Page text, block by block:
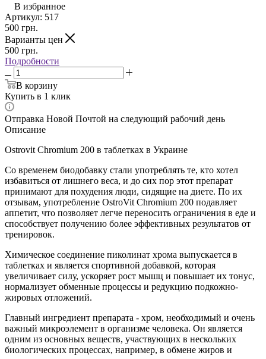
В избранное
Артикул: 517
500 грн.
Варианты цен
500 грн.
Подробности
В корзину
Купить в 1 клик
Отправка Новой Почтой на следующий рабочий день
Описание
Ostrovit Chromium 200 в таблетках в Украине
Со временем биодобавку стали употреблять те, кто хотел
избавиться от лишнего веса, и до сих пор этот препарат
принимают для похудения люди, сидящие на диете. По их
отзывам, употребление OstroVit Chromium 200 подавляет
аппетит, что позволяет легче переносить ограничения в еде и
способствует получению более эффективных результатов от
тренировок.
Химическое соединение пиколинат хрома выпускается в
таблетках и является спортивной добавкой, которая
увеличивает силу, ускоряет рост мышц и повышает их тонус,
нормализует обменные процессы и редукцию подкожно-
жировых отложений.
Главный ингредиент препарата - хром, необходимый и очень
важный микроэлемент в организме человека. Он является
одним из основных веществ, участвующих в нескольких
биологических процессах, например, в обмене жиров и